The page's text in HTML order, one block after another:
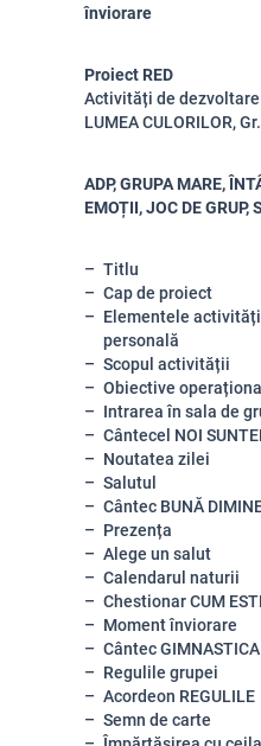
înviorare
Proiect RED
Activități de
LUMEA CULORILOR,
ADP, GRUPA MARE,
EMOȚII, JOC DE GRUP,
Titlu
Cap de proiect
Elementele
personală
Scopul activității
Obiective
Intrarea în sala de
Cântecel NOI
Noutatea zilei
Salutul
Cântec BUNĂ
Prezența
Alege un salut
Calendarul naturii
Chestionar CUM
Moment înviorare
Cântec GIMNASTICA
Regulile grupei
Acordeon REGULILE
Semn de carte